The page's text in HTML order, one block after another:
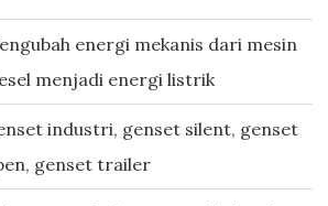
energi mekanis dari mesin
menjadi energi listrik
industri, genset silent, genset
genset trailer